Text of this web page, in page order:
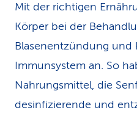
Mit der richtigen
Körper bei der
Blasenentzündung und
Immunsystem an. So
Nahrungsmittel, die
desinfizierende und